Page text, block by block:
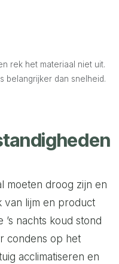
rek het materiaal niet uit.
belangrijker dan snelheid.
moeten droog zijn en
van lijm en product
nachts koud stond
condens op het
acclimatiseren en